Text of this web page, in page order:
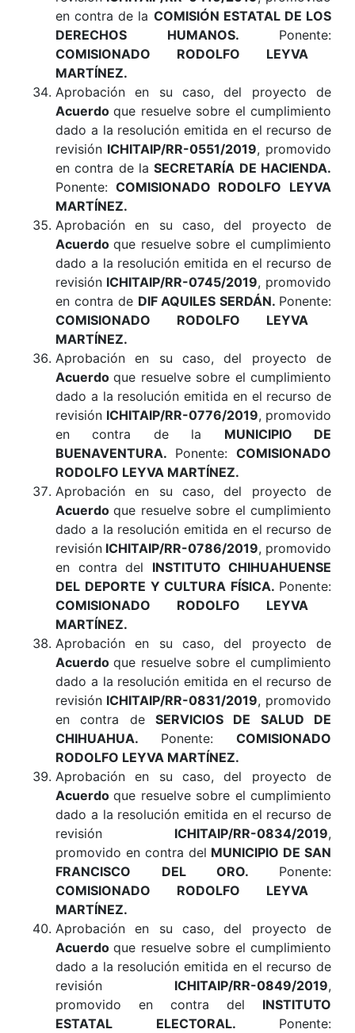
en contra de la COMISIÓN ESTATAL DE LOS
DERECHOS HUMANOS. Ponente:
COMISIONADO RODOLFO LEYVA
MARTÍNEZ.
Aprobación en su caso, del proyecto de
Acuerdoque resuelve sobre el cumplimiento
dado a la resolución emitida en el recurso de
revisión ICHITAIP/RR-0551/2019, promovido
en contra de laSECRETARÍA DE HACIENDA.
Ponente: COMISIONADO RODOLFO LEYVA
MARTÍNEZ.
Aprobación en su caso, del proyecto de
Acuerdoque resuelve sobre el cumplimiento
dado a la resolución emitida en el recurso de
revisión ICHITAIP/RR-0745/2019, promovido
en contra de DIF AQUILES SERDÁN. Ponente:
COMISIONADO RODOLFO LEYVA
MARTÍNEZ.
Aprobación en su caso, del proyecto de
Acuerdoque resuelve sobre el cumplimiento
dado a la resolución emitida en el recurso de
revisión ICHITAIP/RR-0776/2019, promovido
en contra de la MUNICIPIO DE
BUENAVENTURA. Ponente: COMISIONADO
RODOLFO LEYVA MARTÍNEZ.
Aprobación en su caso, del proyecto de
Acuerdoque resuelve sobre el cumplimiento
dado a la resolución emitida en el recurso de
revisión ICHITAIP/RR-0786/2019, promovido
en contra del INSTITUTO CHIHUAHUENSE
DEL DEPORTE Y CULTURA FÍSICA. Ponente:
COMISIONADO RODOLFO LEYVA
MARTÍNEZ.
Aprobación en su caso, del proyecto de
Acuerdoque resuelve sobre el cumplimiento
dado a la resolución emitida en el recurso de
revisión ICHITAIP/RR-0831/2019, promovido
en contra de SERVICIOS DE SALUD DE
CHIHUAHUA. Ponente: COMISIONADO
RODOLFO LEYVA MARTÍNEZ.
Aprobación en su caso, del proyecto de
Acuerdoque resuelve sobre el cumplimiento
dado a la resolución emitida en el recurso de
revisión ICHITAIP/RR-0834/2019,
promovido en contra del MUNICIPIO DE SAN
FRANCISCO DEL ORO. Ponente:
COMISIONADO RODOLFO LEYVA
MARTÍNEZ.
Aprobación en su caso, del proyecto de
Acuerdoque resuelve sobre el cumplimiento
dado a la resolución emitida en el recurso de
revisión ICHITAIP/RR-0849/2019,
promovido en contra del INSTITUTO
ESTATAL ELECTORAL. Ponente: